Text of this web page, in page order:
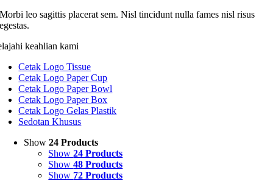
Morbi leo sagittis placerat sem. Nisl tincidunt nulla fames nisl risus
egestas.
keahlian kami
Cetak Logo Tissue
Cetak Logo Paper Cup
Cetak Logo Paper Bowl
Cetak Logo Paper Box
Cetak Logo Gelas Plastik
Sedotan Khusus
Show24 Products
Show24 Products
Show48 Products
Show 72 Products